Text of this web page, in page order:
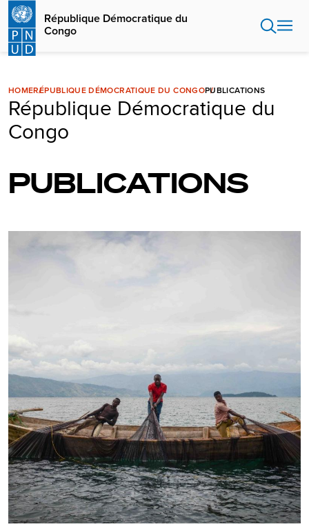
Aller
contenu
principal
République Démocratique du
Congo
HOMERÉPUBLIQUE DÉMOCRATIQUE DU CONGOPUBLICATIONS
République Démocratique du
Congo
PUBLICATIONS